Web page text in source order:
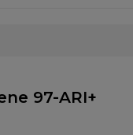
97-ARI+